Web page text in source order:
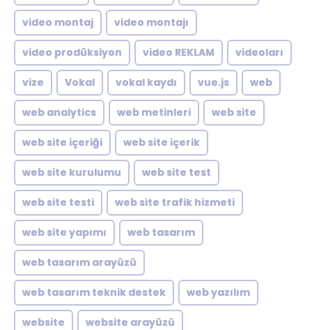
video montaj video montajı
video prodüksiyon video REKLAM videoları
vize Vokal vokal kaydı vue.js web
web analytics web metinleri web site
web site içeriği web site içerik
web site kurulumu web site test
web site testi web site trafik hizmeti
web site yapımı web tasarım
web tasarım arayüzü
web tasarım teknik destek web yazılım
website website arayüzü